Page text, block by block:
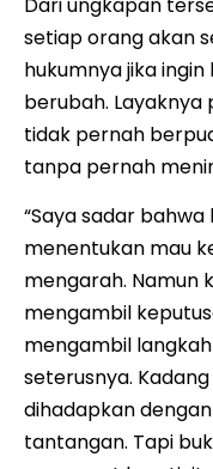
setiap orang akan
hukumnya jika
berubah. Layaknya
tidak pernah
tanpa pernah
“Saya sadar
menentukan mau
mengarah. Namun
mengambil
mengambil
seterusnya.
dihadapkan
tantangan. Tapi